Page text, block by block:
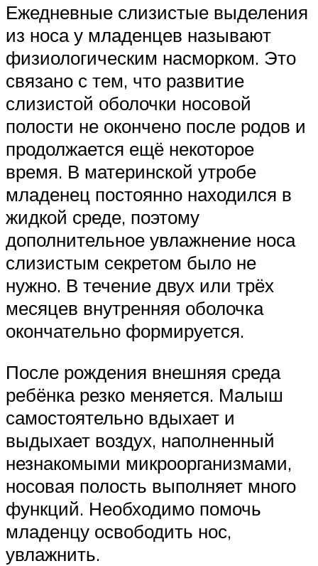
Ежедневные слизистые выделения
из носа у младенцев называют
физиологическим насморком. Это
связано с тем, что развитие
слизистой оболочки носовой
полости не окончено после родов и
продолжается ещё некоторое
время. В материнской утробе
младенец постоянно находился в
жидкой среде, поэтому
дополнительное увлажнение носа
слизистым секретом было не
нужно. В течение двух или трёх
месяцев внутренняя оболочка
окончательно формируется.
После рождения внешняя среда
ребёнка резко меняется. Малыш
самостоятельно вдыхает и
выдыхает воздух, наполненный
незнакомыми микроорганизмами,
носовая полость выполняет много
функций. Необходимо помочь
младенцу освободить нос,
увлажнить.